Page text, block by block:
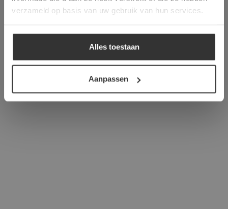
verzameld op basis van uw gebruik van hun services.
Alles toestaan
Aanpassen
ALLES ACCEPTEREN
ALLES AFWIJZEN
DETAILS WEERGEVEN